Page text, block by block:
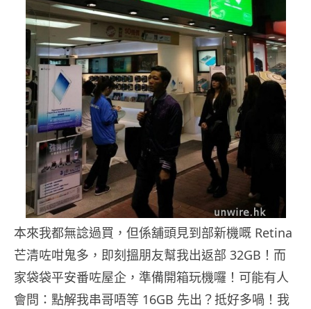
本來我都無諗過買，但係舖頭見到部新機嘅 Retina
芒清咗咁鬼多，即刻搵朋友幫我出返部 32GB！而
家袋袋平安番咗屋企，準備開箱玩機囉！可能有人
會問：點解我串哥唔等 16GB 先出？抵好多喎！我